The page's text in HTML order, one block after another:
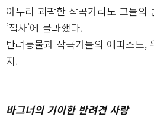
아무리 괴팍한 작곡가라도 그들의
‘집사’에 불과했다.
반려동물과 작곡가들의 에피소드,
지.
바그너의 기이한 반려견 사랑